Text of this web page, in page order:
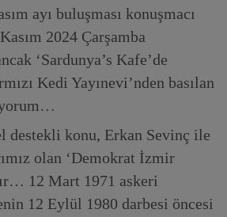
ayı buluşması konuşmacı
2024 Çarşamba
‘Sardunya’s Kafe’de
Kedi Yayınevi’nden basılan
destekli konu, Erkan Sevinç ile
olan ‘Demokrat İzmir
12 Mart 1971 askeri
12 Eylül 1980 darbesi öncesi